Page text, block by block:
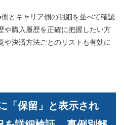
とキャリア側の明細を並べて確認
や購入履歴を正確に把握したい方
や決済方法ごとのリストも有効に
「保留」と表示され